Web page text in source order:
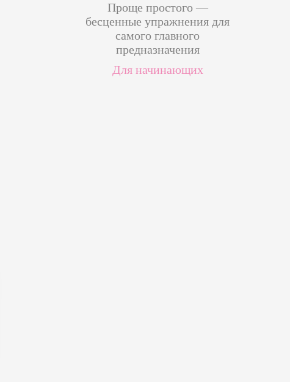
Проще простого —
бесценные упражнения для
самого главного
предназначения
Для начинающих